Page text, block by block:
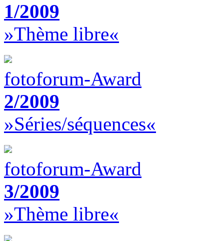
1/2009
»Thème libre«
fotoforum-Award
2/2009
»Séries/séquences«
fotoforum-Award
3/2009
»Thème libre«